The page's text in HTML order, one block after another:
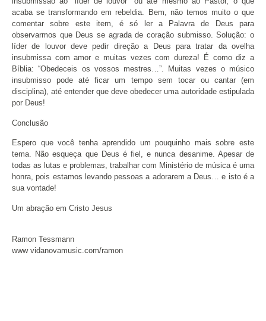
acaba se transformando em rebeldia. Bem, não temos muito o que
comentar sobre este item, é só ler a Palavra de Deus para
observarmos que Deus se agrada de coração submisso. Solução: o
líder de louvor deve pedir direção a Deus para tratar da ovelha
insubmissa com amor e muitas vezes com dureza! É como diz a
Bíblia: “Obedeceis os vossos mestres…”. Muitas vezes o músico
insubmisso pode até ficar um tempo sem tocar ou cantar (em
disciplina), até entender que deve obedecer uma autoridade estipulada
por Deus!
Conclusão
Espero que você tenha aprendido um pouquinho mais sobre este
tema. Não esqueça que Deus é fiel, e nunca desanime. Apesar de
todas as lutas e problemas, trabalhar com Ministério de música é uma
honra, pois estamos levando pessoas a adorarem a Deus… e isto é a
sua vontade!
Um abração em Cristo Jesus
Ramon Tessmann
www vidanovamusic.com/ramon